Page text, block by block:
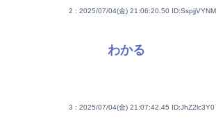
2 : 2025/07/04(金) 21:06:20.50 ID:SspjjVYNM
わかる
3 : 2025/07/04(金) 21:07:42.45 ID:JhZ2lc3Y0